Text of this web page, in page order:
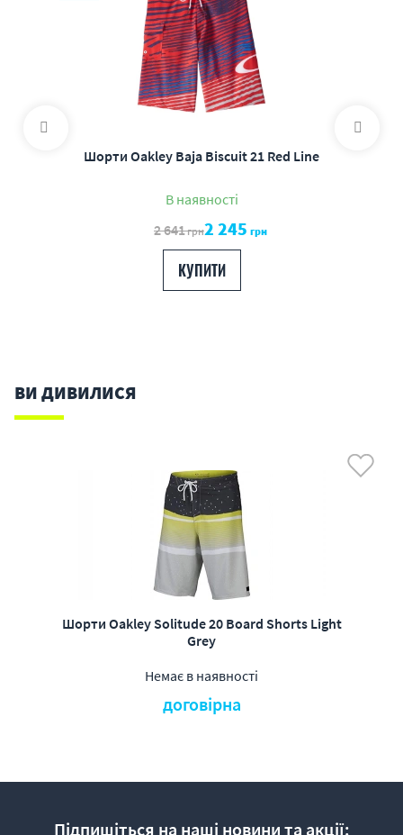
Шорти Oakley Baja Biscuit 21 Red Line
В наявності
2 641грн2 245 грн
КУПИТИ
ВИ ДИВИЛИСЯ
Шорти Oakley Solitude 20 Board Shorts Light
Grey
Немає в наявності
договірна
Підпишіться на наші новини та акції: